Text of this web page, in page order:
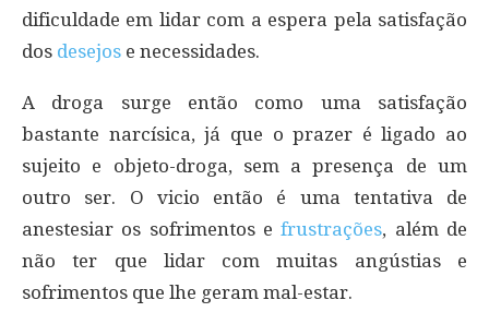
dificuldade em lidar com a espera pela satisfação
dos desejos e necessidades.
A droga surge então como uma satisfação
bastante narcísica, já que o prazer é ligado ao
sujeito e objeto-droga, sem a presença de um
outro ser. O vicio então é uma tentativa de
anestesiar os sofrimentos efrustrações, além de
não ter que lidar com muitas angústias e
sofrimentos que lhe geram mal-estar.